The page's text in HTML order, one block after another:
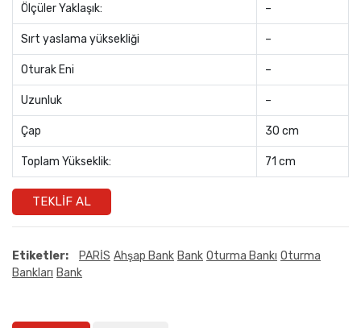
Ölçüler Yaklaşık: –
Sırt yaslama yüksekliği –
Oturak Eni –
Uzunluk –
Çap 30 cm
Toplam Yükseklik: 71 cm
TEKLIF AL
Etiketler: PARİS Ahşap Bank Bank Oturma Bankı Oturma
Bankları Bank